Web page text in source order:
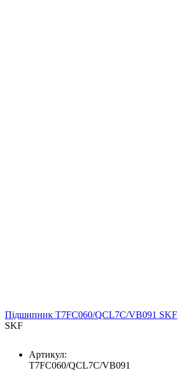
Підшипник T7FC060/QCL7C/VB091 SKF
SKF
Артикул:
T7FC060/QCL7C/VB091